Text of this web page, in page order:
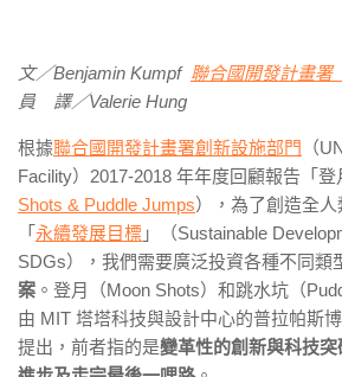
文／Benjamin Kumpf 聯合國開發計畫署
員 譯／Valerie Hung
根據聯合國開發計畫署創新設施部門 （
Facility） 2017-2018 年年度回顧報告「登
Shots & Puddle Jumps）
，為了創造全
「 永續發展目標 」（Sustainable
SDGs），我們需要廣泛投資各種不同類
案 。登月（Moon Shots）和跳水坑（
由 MIT 塔塔科技與設計中心的普拉帕斯
提出，前者指的是變革性的創新與科技突